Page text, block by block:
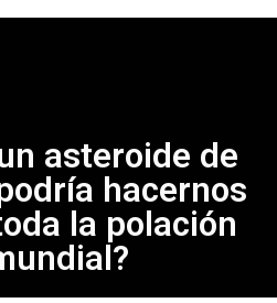
asteroide de
hacernos
la polación